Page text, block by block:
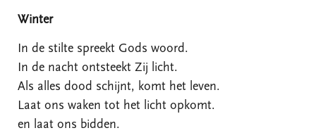
Winter
In de stilte spreekt Gods woord.
In de nacht ontsteekt Zij licht.
Als alles dood schijnt, komt het leven.
Laat ons waken tot het licht opkomt.
en laat ons bidden.